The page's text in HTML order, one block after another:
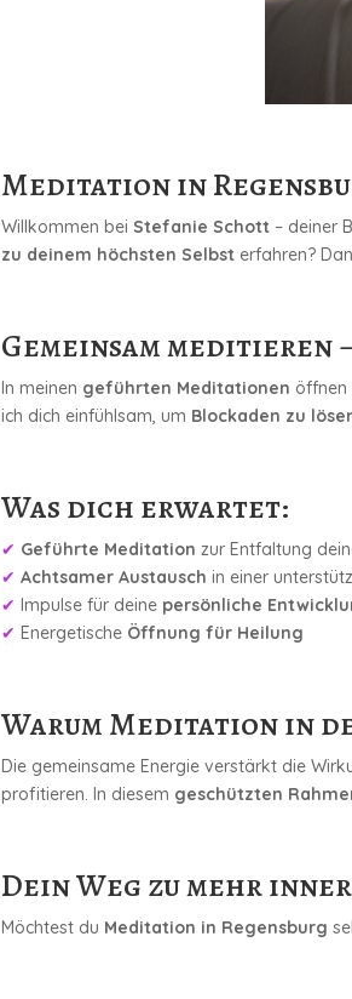
Meditation in
Willkommen bei Stefanie Schott – deiner
zu deinem höchsten Selbst erfahren?
Gemeinsam
In meinen geführten Meditationen öffnen
ich dich einfühlsam, um Blockaden zu
Was dich erwartet:
✔ Geführte Meditation zur Entfaltung
✔ Achtsamer Austausch in einer
✔ Impulse für deine persönliche
✔ Energetische Öffnung für Heilung
Warum Meditation in
Die gemeinsame Energie verstärkt die
profitieren. In diesem geschützten
Dein Weg zu mehr
Möchtest du Meditation in Regensburg